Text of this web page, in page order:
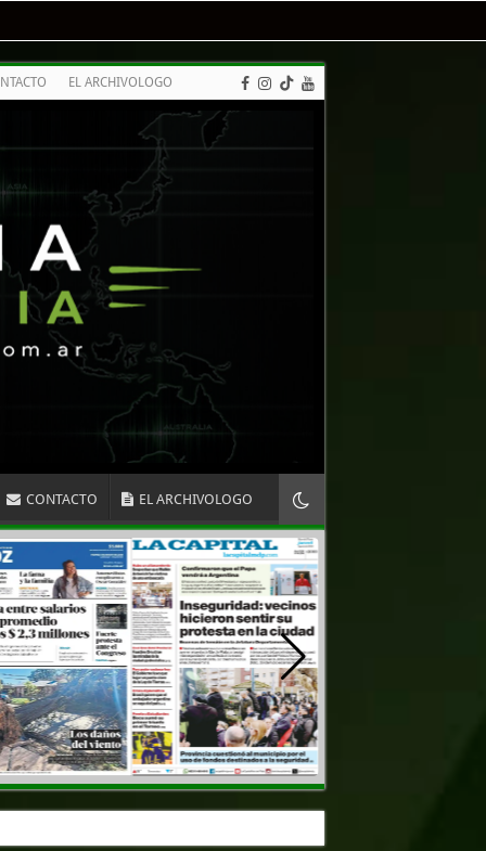
EL ARCHIVOLOGO
CONTACTO EL ARCHIVOLOGO